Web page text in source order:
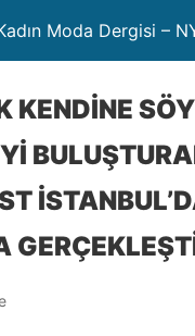
Moda Dergisi –
KENDİNE